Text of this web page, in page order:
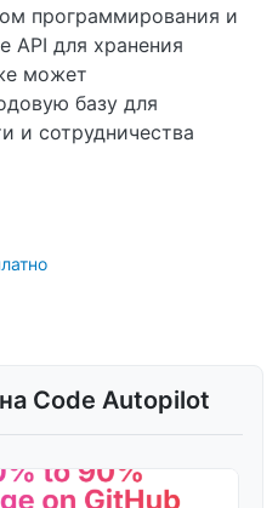
программирования и
API для хранения
может
базу для
и сотрудничества
Code Autopilot